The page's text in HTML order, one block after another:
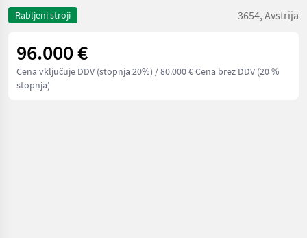
Rabljeni stroji 3654, Avstrija
96.000 €
Cena vključuje DDV (stopnja 20%) / 80.000 € Cena brez DDV (20 %
stopnja)